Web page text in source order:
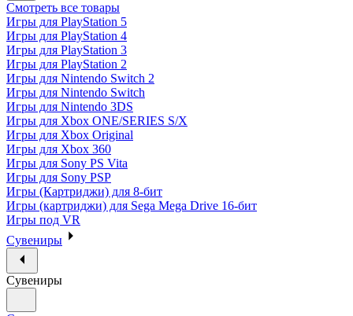
Смотреть все товары
Игры для PlayStation 5
Игры для PlayStation 4
Игры для PlayStation 3
Игры для PlayStation 2
Игры для Nintendo Switch 2
Игры для Nintendo Switch
Игры для Nintendo 3DS
Игры для Xbox ONE/SERIES S/X
Игры для Xbox Original
Игры для Xbox 360
Игры для Sony PS Vita
Игры для Sony PSP
Игры (Картриджи) для 8-бит
Игры (картриджи) для Sega Mega Drive 16-бит
Игры под VR
Сувениры
Сувениры